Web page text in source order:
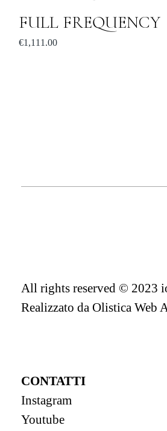
FULL FREQUENCY
€1,111.00
All rights reserved © 2023
Realizzato da Olistica Web
CONTATTI
Instagram
Youtube